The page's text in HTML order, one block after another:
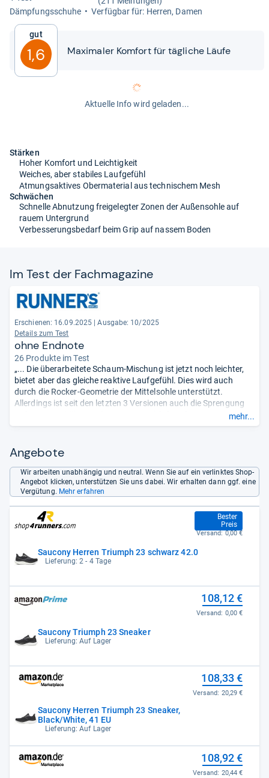
Dämp­fungs­schuhe
Ver­füg­bar für: Her­ren, Damen
Gut
1,6 Maxi­ma­ler Kom­fort für täg­li­che Läufe
Aktuelle Info wird geladen...
Stärken
Hoher Komfort und Leichtigkeit
Weiches, aber stabiles Laufgefühl
Atmungsaktives Obermaterial aus technischem Mesh
Schwächen
Schnelle Abnutzung freigelegter Zonen der Außensohle auf
rauem Untergrund
Verbesserungsbedarf beim Grip auf nassem Boden
Im Test der Fach­ma­ga­zine
Erschienen: 16.09.2025
Ausgabe: 10/2025
Details zum Test
ohne Endnote
26 Produkte im Test
„... Die überarbeitete Schaum-Mischung ist jetzt noch leichter,
bietet aber das gleiche reaktive Laufgefühl. Dies wird auch
durch die Rocker-Geometrie der Mittelsohle unterstützt.
Allerdings ist seit den letzten 3 Versionen auch die Sprengung
entgegenkommt, aber von Mittelfußläufern im Test kritisiert
mehr...
Angebote
Wir arbeiten unabhängig und neutral. Wenn Sie auf ein verlinktes Shop-
Angebot klicken, unterstützen Sie uns dabei. Wir erhalten dann ggf. eine
Vergütung. Mehr erfahren
Saucony Herren Triumph 23 schwarz 42.0
Lieferung: 2 - 4 Tage
Bester
Preis
104,99 €
Versand: 0,00 €
Saucony Triumph 23 Sneaker
Lieferung: Auf Lager
108,12 €
Versand: 0,00 €
Saucony Herren Triumph 23 Sneaker,
Black/White, 41 EU
Lieferung: Auf Lager
108,33 €
Versand: 20,29 €
108,92 €
Versand: 20,44 €